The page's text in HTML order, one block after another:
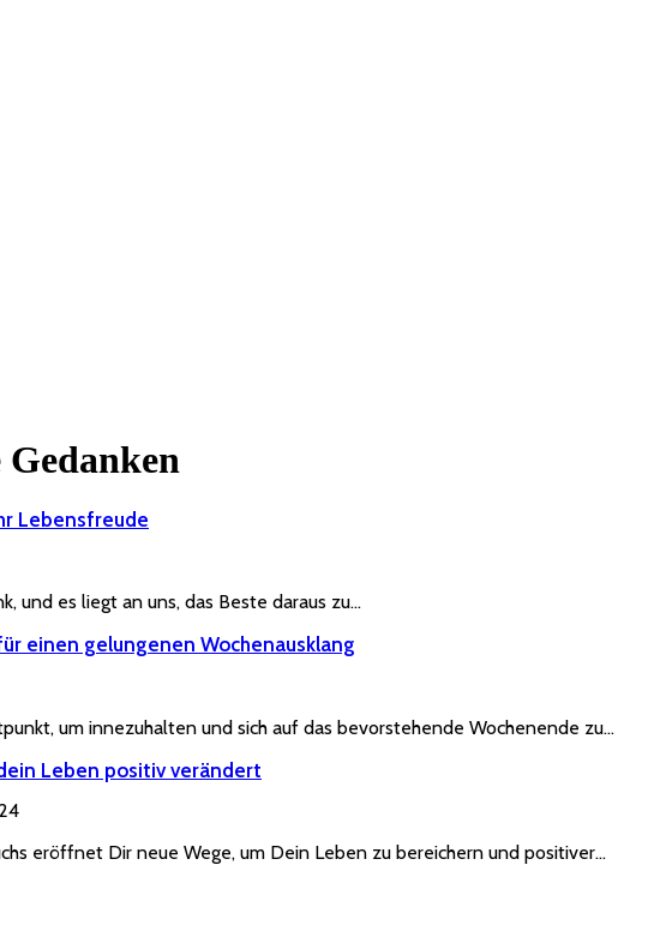
Lebensfreude
und es liegt an uns, das Beste daraus zu…
einen gelungenen Wochenausklang
um innezuhalten und sich auf das bevorstehende Wochenende zu…
Leben positiv verändert
eröffnet Dir neue Wege, um Dein Leben zu bereichern und positiver…